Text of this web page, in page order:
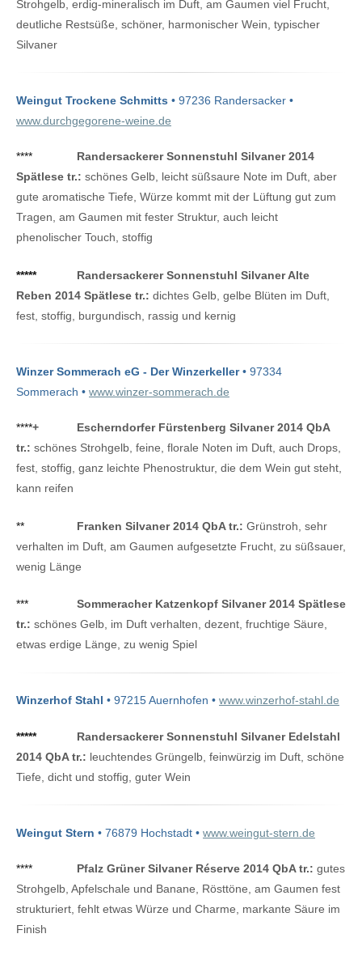
Strohgelb, erdig-mineralisch im Duft, am Gaumen viel Frucht,
deutliche Restsüße, schöner, harmonischer Wein, typischer
Silvaner
Weingut Trockene Schmitts • 97236 Randersacker •
www.durchgegorene-weine.de
****
Randersackerer Sonnenstuhl Silvaner 2014
Spätlese tr.: schönes Gelb, leicht süßsaure Note im Duft, aber
gute aromatische Tiefe, Würze kommt mit der Lüftung gut zum
Tragen, am Gaumen mit fester Struktur, auch leicht
phenolischer Touch, stoffig
*****
Randersackerer Sonnenstuhl Silvaner Alte
Reben 2014 Spätlese tr.: dichtes Gelb, gelbe Blüten im Duft,
fest, stoffig, burgundisch, rassig und kernig
Winzer Sommerach eG - Der Winzerkeller• 97334
Sommerach • www.winzer-sommerach.de
****+
Escherndorfer Fürstenberg Silvaner 2014 QbA
tr.: schönes Strohgelb, feine, florale Noten im Duft, auch Drops,
fest, stoffig, ganz leichte Phenostruktur, die dem Wein gut steht,
kann reifen
** Franken Silvaner 2014 QbA tr.: Grünstroh, sehr
verhalten im Duft, am Gaumen aufgesetzte Frucht, zu süßsauer,
wenig Länge
***
Sommeracher Katzenkopf Silvaner 2014 Spätlese
tr.: schönes Gelb, im Duft verhalten, dezent, fruchtige Säure,
etwas erdige Länge, zu wenig Spiel
Winzerhof Stahl • 97215 Auernhofen • www.winzerhof-stahl.de
*****
Randersackerer Sonnenstuhl Silvaner Edelstahl
2014 QbA tr.: leuchtendes Grüngelb, feinwürzig im Duft, schöne
Tiefe, dicht und stoffig, guter Wein
Weingut Stern • 76879 Hochstadt • www.weingut-stern.de
**** Pfalz Grüner Silvaner Réserve 2014 QbA tr.: gutes
Strohgelb, Apfelschale und Banane, Rösttöne, am Gaumen fest
strukturiert, fehlt etwas Würze und Charme, markante Säure im
Finish